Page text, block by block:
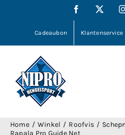
Facebook
Cadeaubon Klantenservice
Home Winkel Roofvis
Rapala Pro Guide Net